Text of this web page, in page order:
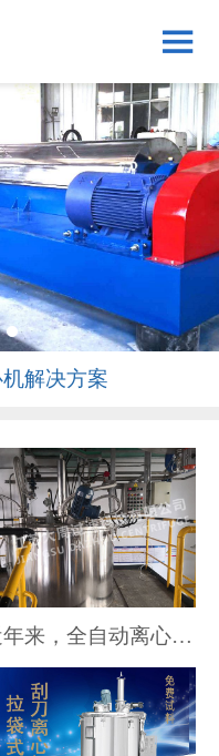
解决方案
近年来，全自动离心机技术有哪些新的发展趋势？